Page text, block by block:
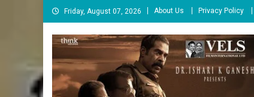
Skip
to
content
Friday, August 07, 2026 About Us Privacy Policy
Cinema Paarvai